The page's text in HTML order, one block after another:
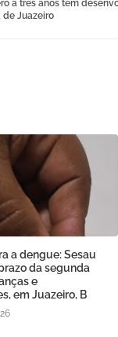
a três anos têm
Juazeiro
a dengue: Sesau
da segunda
e
em Juazeiro, B